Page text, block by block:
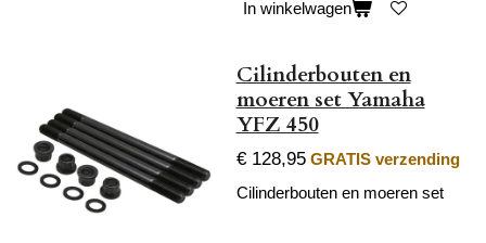
In winkelwagen
Cilinderbouten en
moeren set Yamaha
YFZ 450
€ 128,95 GRATIS verzending
Cilinderbouten en moeren set